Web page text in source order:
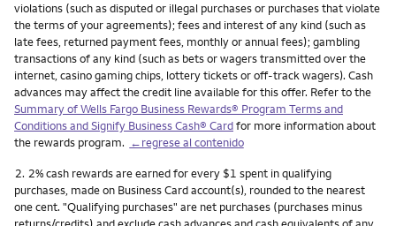
violations (such as disputed or illegal purchases or purchases that violate
the terms of your agreements); fees and interest of any kind (such as
late fees, returned payment fees, monthly or annual fees); gambling
transactions of any kind (such as bets or wagers transmitted over the
internet, casino gaming chips, lottery tickets or off-track wagers). Cash
advances may affect the credit line available for this offer. Refer to the
Summary of Wells Fargo Business Rewards® Program Terms and
Conditions and Signify Business Cash® Cardfor more information about
the rewards program. ←regrese al contenido
Nota
2. 2% cash rewards are earned for every $1 spent in qualifying
purchases, made on Business Card account(s), rounded to the nearest
one cent. "Qualifying purchases" are net purchases (purchases minus